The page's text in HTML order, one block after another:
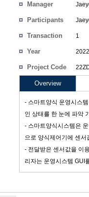
Manager
Participants
Transaction
1
Year 2022
Project Code
Overview
- 스마트양식 운영시스
인 상태를 한 눈에 파악
- 스마트양식시스템은
으로 양식제어기에 센서
- 전달받은 센서값을 이
리자는 운영시스템 GUI